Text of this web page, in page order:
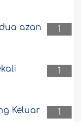
1
azan
1
1
Keluar